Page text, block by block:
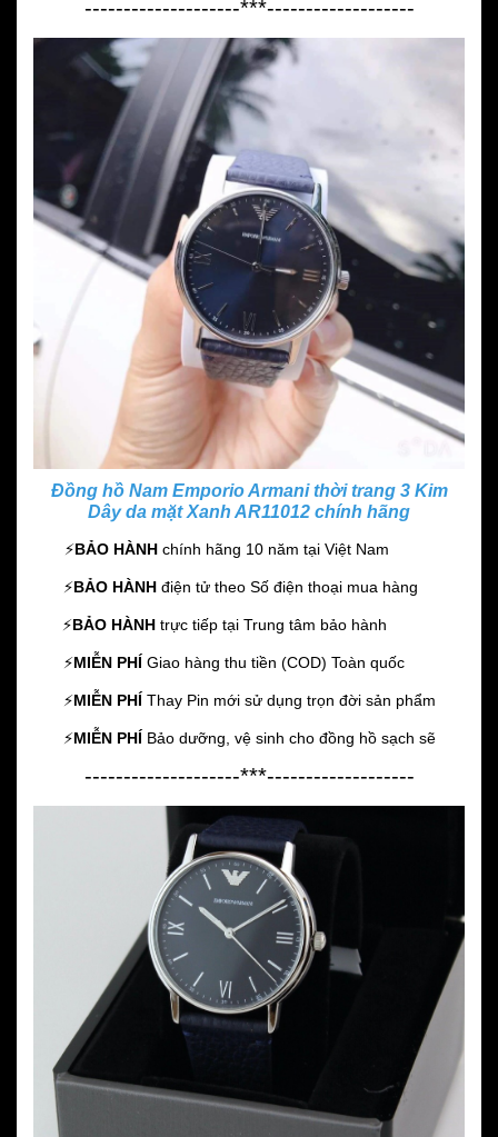
--------------------***-------------------
Đồng hồ Nam Emporio Armani thời trang 3 Kim
Dây da mặt Xanh AR11012 chính hãng
⚡️BẢO HÀNH chính hãng 10 năm tại Việt Nam
⚡️BẢO HÀNH điện tử theo Số điện thoại mua hàng
⚡️BẢO HÀNH trực tiếp tại Trung tâm bảo hành
⚡️MIỄN PHÍ Giao hàng thu tiền (COD) Toàn quốc
⚡️MIỄN PHÍ Thay Pin mới sử dụng trọn đời sản phẩm
⚡️MIỄN PHÍ Bảo dưỡng, vệ sinh cho đồng hồ sạch sẽ
--------------------***-------------------